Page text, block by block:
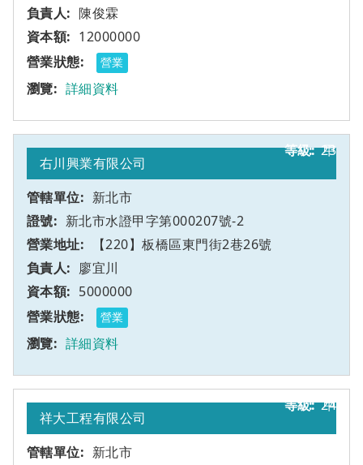
陳俊霖
12000000
營業
詳細資料
23
右川興業有限公司
新北市
新北市水證甲字第000207號-2
【220】板橋區東門街2巷26號
甲
廖宜川
5000000
營業
詳細資料
24
祥大工程有限公司
新北市
甲